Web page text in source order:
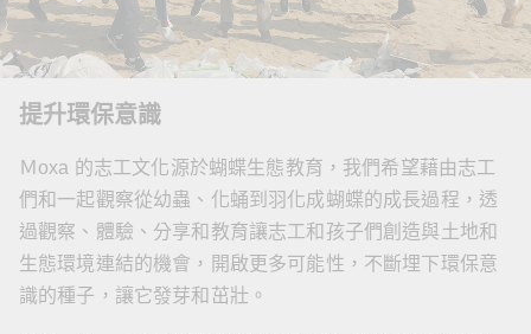
點影響力，我相信創造的成果是大家都能共同受惠
的。
陳盛豪
提升環保意識
Ｍoxa 的志工文化源於蝴蝶生態教育，我們希望藉由志工
們和一起觀察從幼蟲、化蛹到羽化成蝴蝶的成長過程，透
過觀察、體驗、分享和教育讓志工和孩子們創造與土地和
生態環境連結的機會，開啟更多可能性，不斷埋下環保意
識的種子，讓它發芽和茁壯。